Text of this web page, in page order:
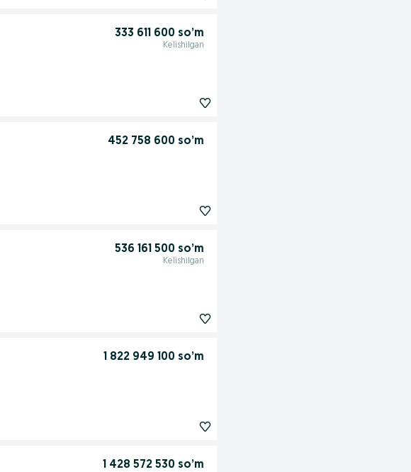
333 611 600 so’m
Kelishilgan
452 758 600 so’m
536 161 500 so’m
Kelishilgan
1 822 949 100 so’m
1 428 572 530 so’m